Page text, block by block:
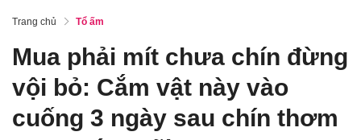
Trang chủ Tổ ấm
Mua phải mít chưa chín đừng
vội bỏ: Cắm vật này vào
cuống 3 ngày sau chín thơm